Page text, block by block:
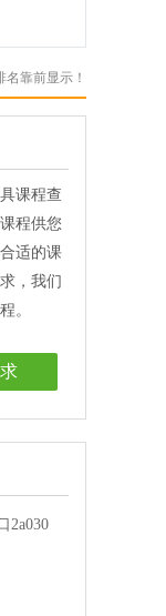
靠前显示！
课程查
程供您
适的课
，我们
。
2a030